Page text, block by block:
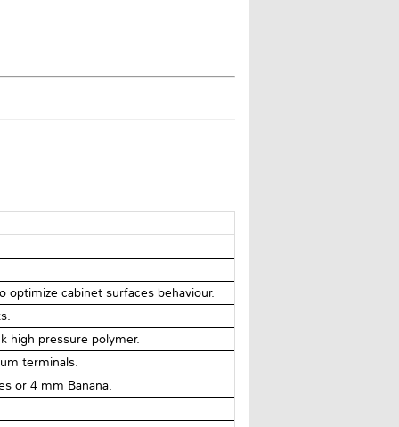
cabinet surfaces behaviour.
high pressure polymer.
terminals.
or 4 mm Banana.